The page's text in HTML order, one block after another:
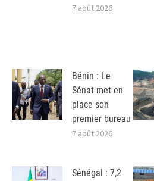
7 août 2026
Bénin : Le
Sénat met en
place son
premier bureau
7 août 2026
Sénégal : 7,2